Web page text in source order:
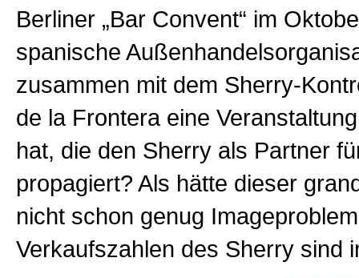
Berliner „Bar Convent“ im
spanische
zusammen mit dem Sherry-
de la Frontera eine
hat, die den Sherry als Partner
propagiert? Als hätte dieser
nicht schon genug
Verkaufszahlen des Sherry sind